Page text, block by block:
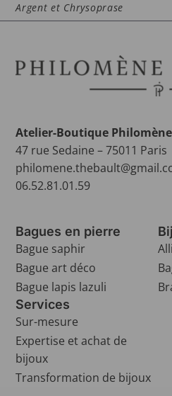
Argent et Chrysoprase
Atelier-Boutique
47 rue Sedaine – 75011 Paris
06.52.81.01.59
Bagues en pierre
Bague saphir
Bague art déco
Bague lapis lazuli
Services
Sur-mesure
Expertise et achat de
bijoux
Transformation de bijoux